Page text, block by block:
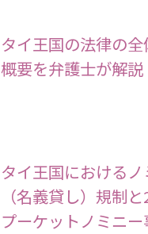
タイ王国の法律の
概要を弁護士が解説
タイ王国におけるノ
（名義貸し）規制
プーケットノミニ